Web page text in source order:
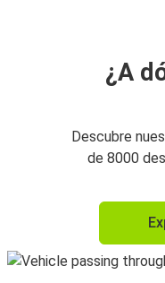
¿A
Descubre
de 8000